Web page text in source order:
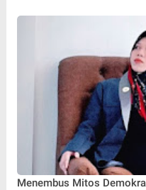
Menembus Mitos